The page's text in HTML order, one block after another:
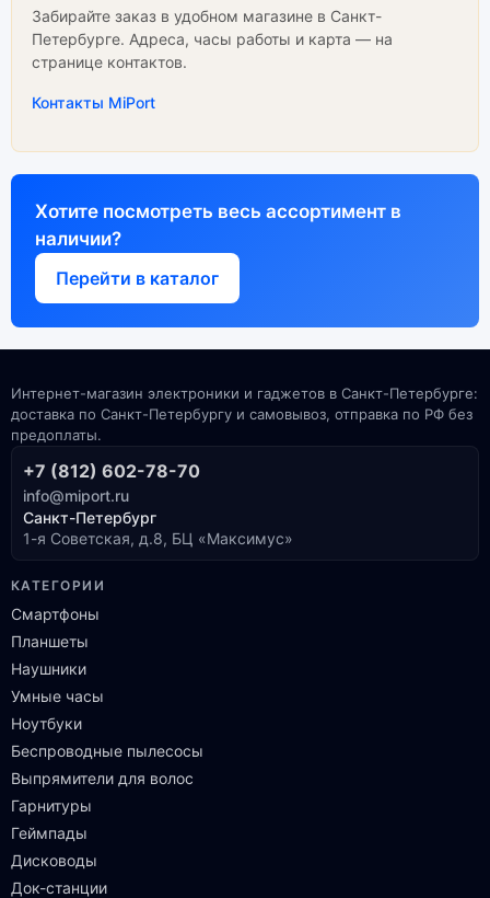
Забирайте заказ в удобном магазине в Санкт-
Петербурге. Адреса, часы работы и карта — на
странице контактов.
Контакты MiPort
Хотите посмотреть весь ассортимент в
наличии?
Перейти в каталог
Интернет-магазин электроники и гаджетов в Санкт-Петербурге:
доставка по Санкт-Петербургу и самовывоз, отправка по РФ без
предоплаты.
+7 (812) 602-78-70
info@miport.ru
Санкт-Петербург
1-я Советская, д.8, БЦ «Максимус»
КАТЕГОРИИ
Смартфоны
Планшеты
Наушники
Умные часы
Ноутбуки
Беспроводные пылесосы
Выпрямители для волос
Гарнитуры
Геймпады
Дисководы
Док-станции